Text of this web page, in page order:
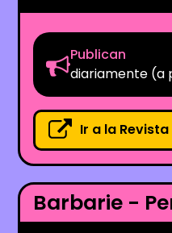
Publican
diariamente (a
Ir a la Revista
Barbarie -